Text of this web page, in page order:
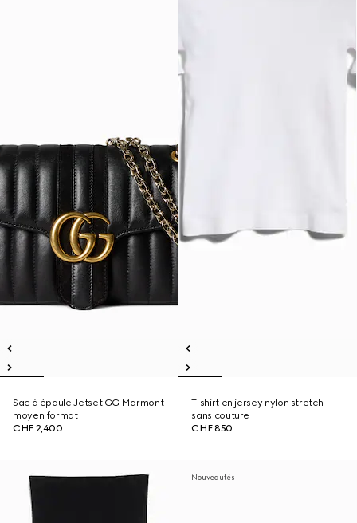
Sac à épaule Jetset GG Marmont
moyen format
CHF 2,400
T-shirt en jersey nylon stretch
sans couture
CHF 850
Nouveautés